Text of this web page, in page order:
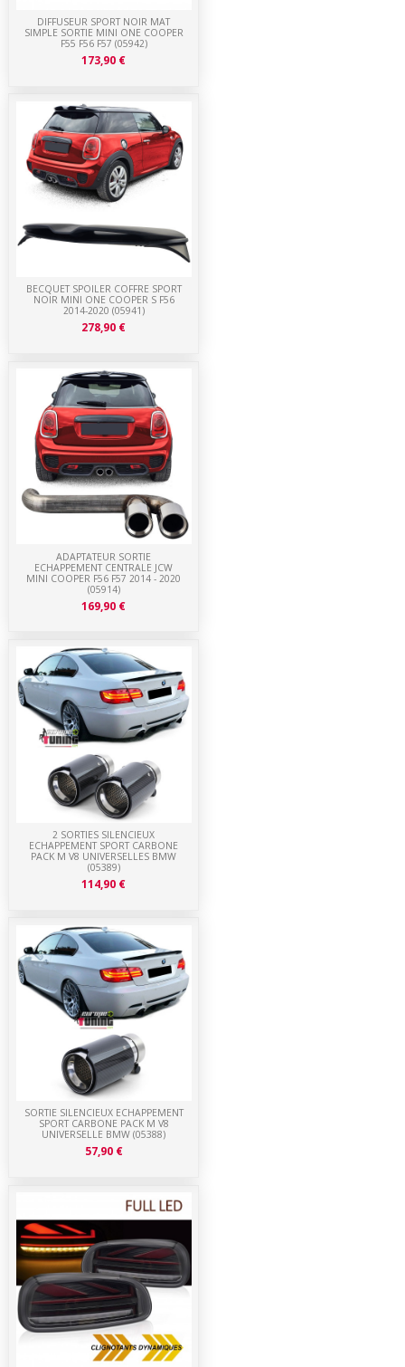
SORTIE SILENCIEUX ECHAPPEMENT
SPORT CARBONE PACK M V8
UNIVERSELLE BMW (05388)
57,90 €
2 SORTIES SILENCIEUX
ECHAPPEMENT SPORT CARBONE
PACK M V8 UNIVERSELLES BMW
(05389)
114,90 €
ADAPTATEUR SORTIE
ECHAPPEMENT CENTRALE JCW
MINI COOPER F56 F57 2014 - 2020
(05914)
169,90 €
BECQUET SPOILER COFFRE SPORT
NOIR MINI ONE COOPER S F56
2014-2020 (05941)
278,90 €
DIFFUSEUR SPORT NOIR MAT
SIMPLE SORTIE MINI ONE COOPER
F55 F56 F57 (05942)
173,90 €